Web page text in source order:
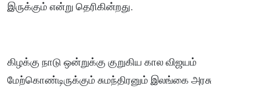
இருக்கும் என்று தெரிகின்றது.
கிழக்கு நாடு ஒன்றுக்கு குறுகிய கால விஜயம்
மேற்கொண்டிருக்கும் சுமந்திரனும் இலங்கை அரசு